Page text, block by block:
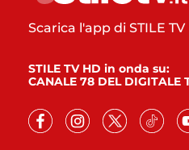
Scarica l'app di STILE TV
STILE TV HD in onda su:
CANALE 78 DEL DIGITALE